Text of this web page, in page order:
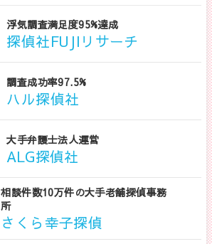
浮気調査満足度95%達成
探偵社FUJIリサーチ
調査成功率97.5%
ハル探偵社
大手弁護士法人運営
ALG探偵社
相談件数10万件の大手老舗探偵事務
所
さくら幸子探偵